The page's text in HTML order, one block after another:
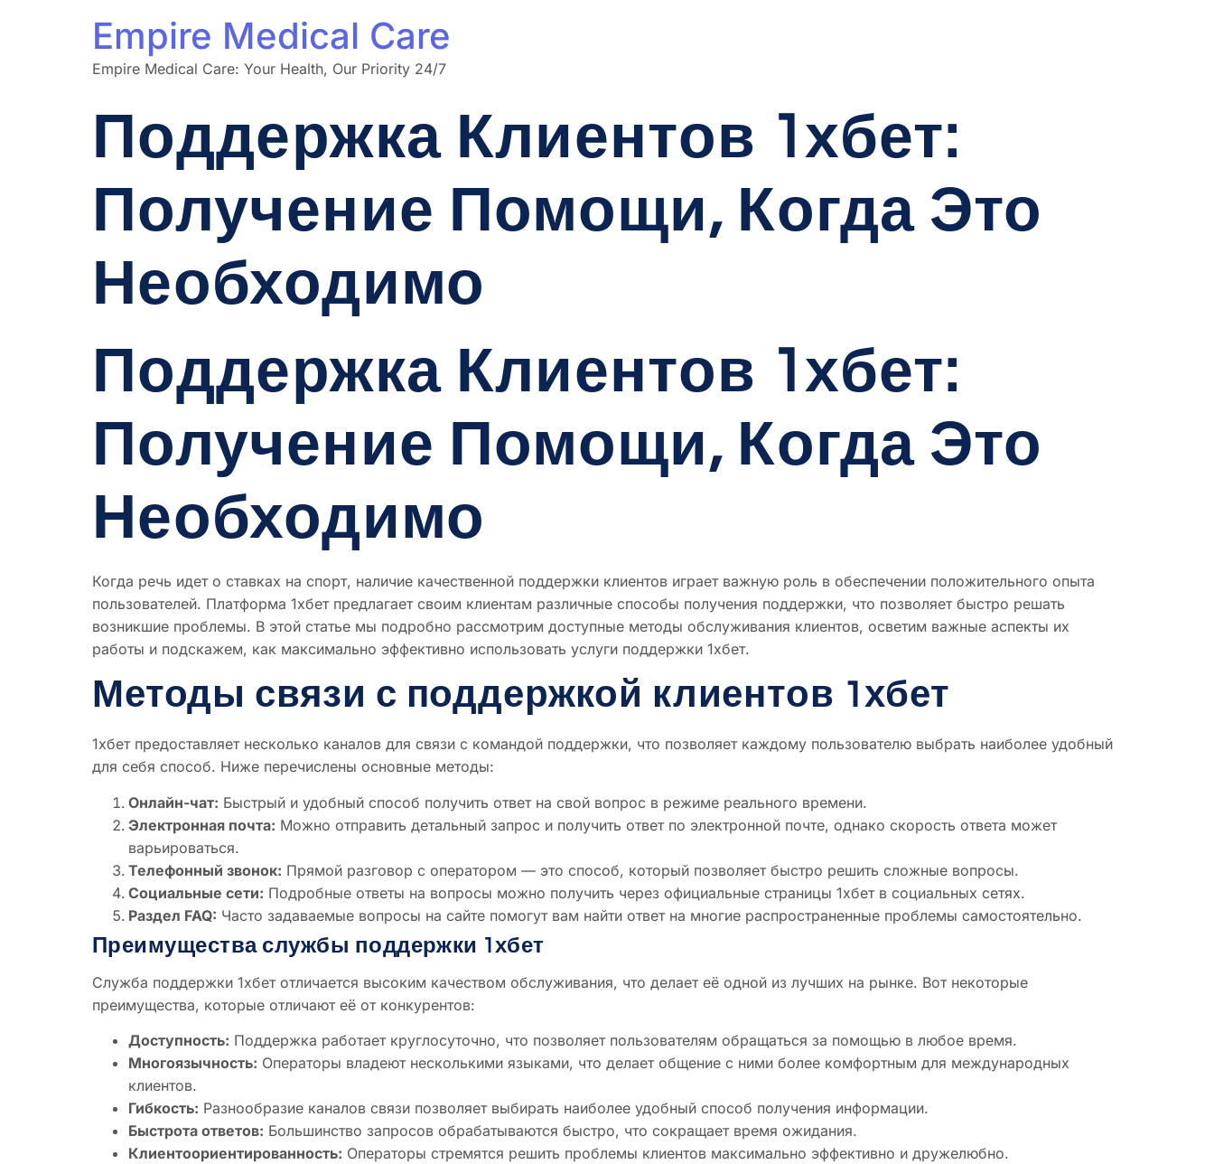
Empire Medical Care
Empire Medical Care: Your Health, Our Priority 24/7
Поддержка Клиентов 1хбет:
Получение Помощи, Когда Это
Необходимо
Поддержка Клиентов 1хбет:
Получение Помощи, Когда Это
Необходимо
Когда речь идет о ставках на спорт, наличие качественной поддержки клиентов играет важную роль в обеспечении положительного опыта
пользователей. Платформа 1хбет предлагает своим клиентам различные способы получения поддержки, что позволяет быстро решать
возникшие проблемы. В этой статье мы подробно рассмотрим доступные методы обслуживания клиентов, осветим важные аспекты их
работы и подскажем, как максимально эффективно использовать услуги поддержки 1хбет.
Методы связи с поддержкой клиентов 1хбет
1хбет предоставляет несколько каналов для связи с командой поддержки, что позволяет каждому пользователю выбрать наиболее удобный
для себя способ. Ниже перечислены основные методы:
Онлайн-чат: Быстрый и удобный способ получить ответ на свой вопрос в режиме реального времени.
Электронная почта: Можно отправить детальный запрос и получить ответ по электронной почте, однако скорость ответа может
варьироваться.
Телефонный звонок: Прямой разговор с оператором — это способ, который позволяет быстро решить сложные вопросы.
Социальные сети: Подробные ответы на вопросы можно получить через официальные страницы 1хбет в социальных сетях.
Раздел FAQ: Часто задаваемые вопросы на сайте помогут вам найти ответ на многие распространенные проблемы самостоятельно.
Преимущества службы поддержки 1хбет
Служба поддержки 1хбет отличается высоким качеством обслуживания, что делает её одной из лучших на рынке. Вот некоторые
преимущества, которые отличают её от конкурентов:
Доступность: Поддержка работает круглосуточно, что позволяет пользователям обращаться за помощью в любое время.
Многоязычность: Операторы владеют несколькими языками, что делает общение с ними более комфортным для международных
клиентов.
Гибкость: Разнообразие каналов связи позволяет выбирать наиболее удобный способ получения информации.
Быстрота ответов: Большинство запросов обрабатываются быстро, что сокращает время ожидания.
Клиентоориентированность: Операторы стремятся решить проблемы клиентов максимально эффективно и дружелюбно.